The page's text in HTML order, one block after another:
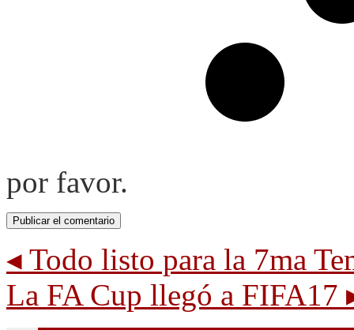
por favor.
◂ Todo listo para la 7ma
La FA Cup llegó a FIFA17